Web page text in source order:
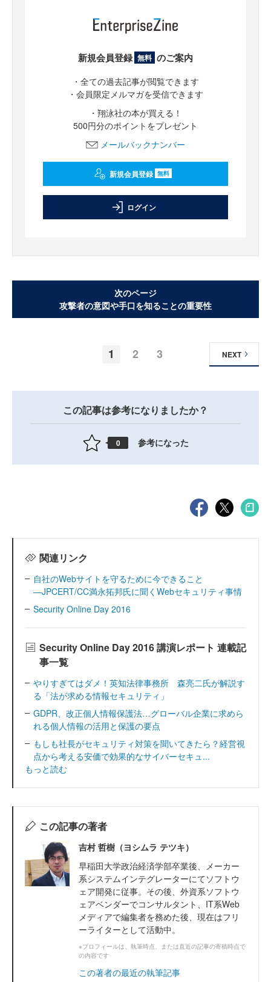
新規会員登録 無料 のご案内
・全ての過去記事が閲覧できます
・会員限定メルマガを受信できます
・翔泳社の本が買える！
500円分のポイントをプレゼント
メールバックナンバー
新規会員登録 無料
ログイン
次のページ
攻撃者の意図や手口を知ることの重要性
1 2 3 NEXT
この記事は参考になりましたか？
0 参考になった
関連リンク
自社のWebサイトを守るために今できること
―JPCERT/CC満永拓邦氏に聞くWebセキュリティ事情
Security Online Day 2016
Security Online Day 2016 講演レポート 連載記
事一覧
やりすぎてはダメ！英知法律事務所 森亮二氏が解説す
る「法が求める情報セキュリティ」
GDPR、改正個人情報保護法…グローバル企業に求めら
れる個人情報の活用と保護の要点
もしも社長がセキュリティ対策を聞いてきたら？経営視
点から考える安価で効果的なサイバーセキュ...
もっと読む
この記事の著者
吉村 哲樹（ヨシムラ テツキ）
早稲田大学政治経済学部卒業後、メーカー
系システムインテグレーターにてソフトウ
ェア開発に従事。その後、外資系ソフトウ
ェアベンダーでコンサルタント、IT系Web
メディアで編集者を務めた後、現在はフリ
ーライターとして活動中。
※プロフィールは、執筆時点、または直近の記事の寄稿時点で
の内容です
この著者の最近の執筆記事